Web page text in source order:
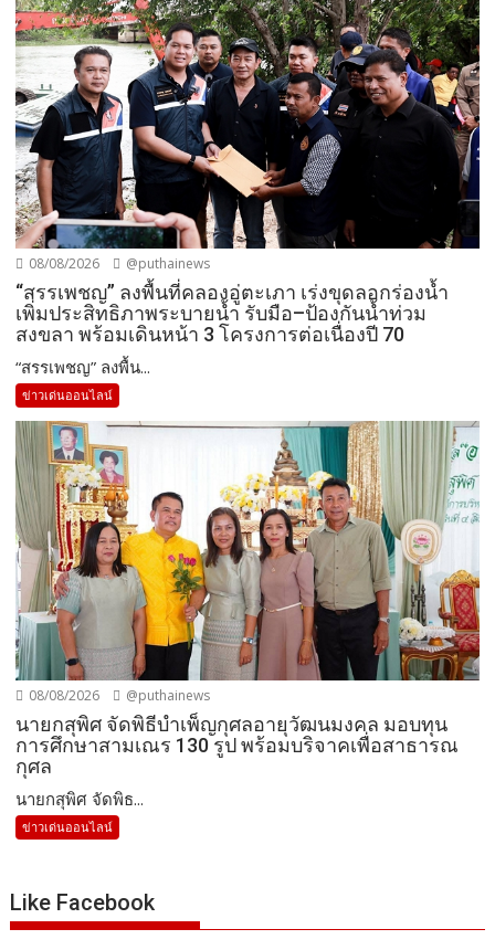
08/08/2026 @puthainews
“สรรเพชญ” ลงพื้นที่คลองอู่ตะเภา เร่งขุดลอกร่องน้ำ
เพิ่มประสิทธิภาพระบายน้ำ รับมือ–ป้องกันน้ำท่วม
สงขลา พร้อมเดินหน้า 3 โครงการต่อเนื่องปี 70
“สรรเพชญ” ลงพื้น...
ข่าวเด่นออนไลน์
08/08/2026 @puthainews
นายกสุพิศ จัดพิธีบำเพ็ญกุศลอายุวัฒนมงคล มอบทุน
การศึกษาสามเณร 130 รูป พร้อมบริจาคเพื่อสาธารณ
กุศล
นายกสุพิศ จัดพิธ...
ข่าวเด่นออนไลน์
Like Facebook